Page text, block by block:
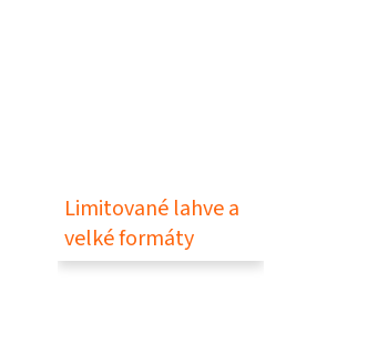
Limitované lahve a
velké formáty